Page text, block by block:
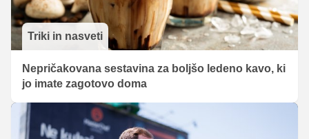
Triki in nasveti
Nepričakovana sestavina za boljšo ledeno kavo, ki
jo imate zagotovo doma